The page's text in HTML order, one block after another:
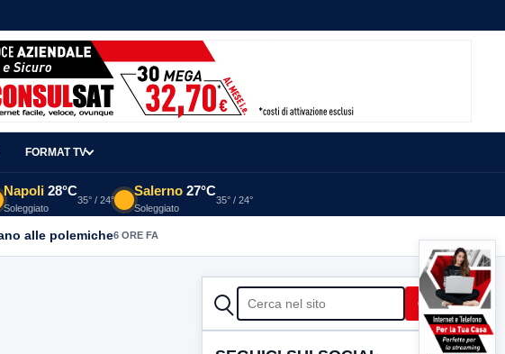
FORMAT TV
Napoli 28°C
Soleggiato
35° / 24°
Salerno 27°C
Soleggiato
35° / 24°
alle polemiche6 ORE FA
CERCA Cerca